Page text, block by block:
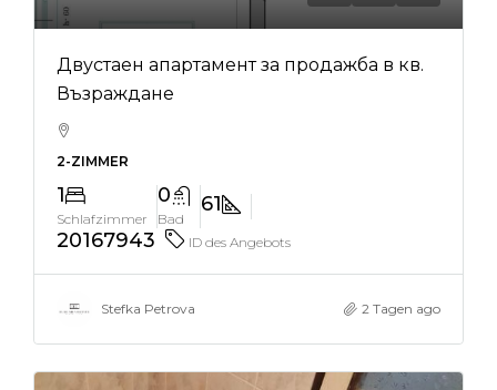
Двустаен апартамент за продажба в кв.
Възраждане
2-ZIMMER
1
Schlafzimmer
0
Bad
61
20167943
ID des Angebots
Stefka Petrova 2 Tagen ago